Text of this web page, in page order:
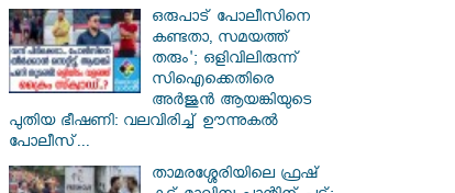
ഒരുപാട് പോലീസിനെ
കണ്ടതാ, സമയത്ത്
തരും'; ഒളിവിലിരുന്ന്
സിഐക്കെതിരെ
അർജുൻ ആയങ്കിയുടെ
പുതിയ ഭീഷണി: വലവിരിച്ച് ഊന്നുകൽ
പോലീസ്...
താമരശ്ശേരിയിലെ ഫ്രഷ്